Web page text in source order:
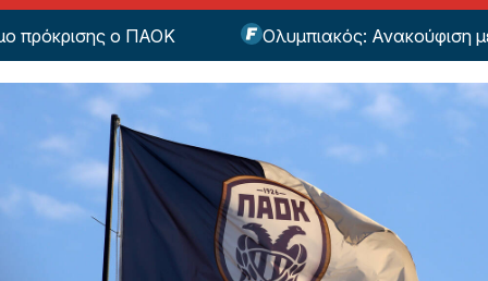
ο ΠΑΟΚ Ολυμπιακός: Ανακούφιση με